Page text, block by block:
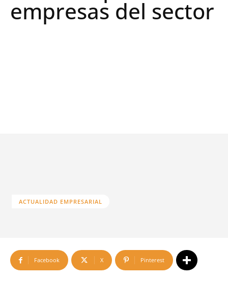
empresas del sector
ACTUALIDAD EMPRESARIAL
Facebook X Pinterest